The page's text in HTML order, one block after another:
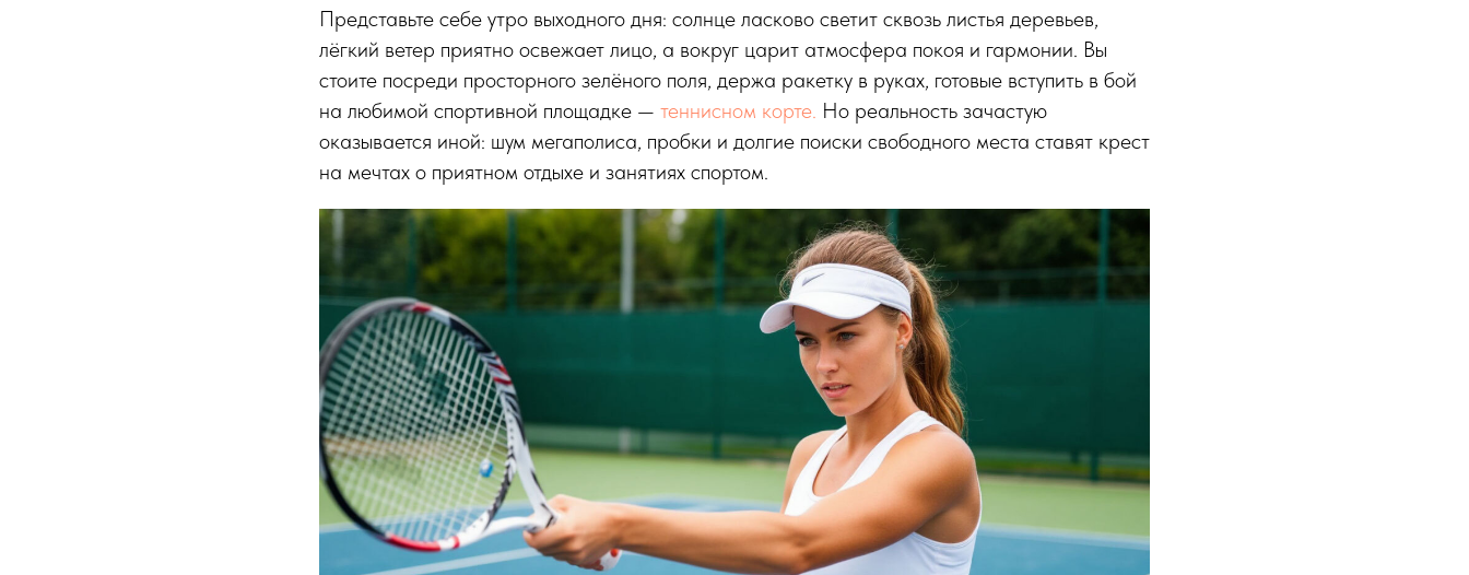
Представьте себе утро выходного дня: солнце ласково светит сквозь листья деревьев,
лёгкий ветер приятно освежает лицо, а вокруг царит атмосфера покоя и гармонии. Вы
стоите посреди просторного зелёного поля, держа ракетку в руках, готовые вступить в бой
на любимой спортивной площадке — теннисном корте. Но реальность зачастую
оказывается иной: шум мегаполиса, пробки и долгие поиски свободного места ставят крест
на мечтах о приятном отдыхе и занятиях спортом.